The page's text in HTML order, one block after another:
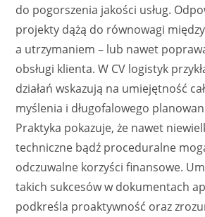
do pogorszenia jakości usług.
projekty dążą do równowagi
a utrzymaniem – lub nawet
obsługi klienta. W CV logistyk
działań wskazują na umiejętność
myślenia i długofalowego
Praktyka pokazuje, że nawet
techniczne bądź proceduralne
odczuwalne korzyści finansowe.
takich sukcesów w dokumentach
podkreśla proaktywność oraz